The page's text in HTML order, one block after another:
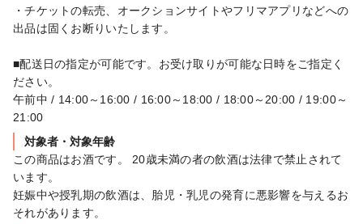
・チケットの転売、オークションサイトやフリマアプリなどへの
出品は固くお断りいたします。
■配送日の指定が可能です。お受け取りが可能な日時をご指定く
ださい。
午前中 / 14:00～16:00 / 16:00～18:00 / 18:00～20:00 / 19:00～
21:00
対象者・対象年齢
この商品はお酒です。 20歳未満の者の飲酒は法律で禁止されて
います。
妊娠中や授乳期の飲酒は、胎児・乳児の発育に悪影響を与えるお
それがあります。